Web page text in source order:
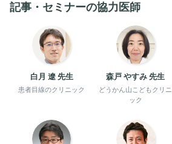
記事・セミナーの協力医師
白月 遼 先生
患者目線のクリニック
森戸 やすみ 先生
どうかん山こどもクリニ
ック